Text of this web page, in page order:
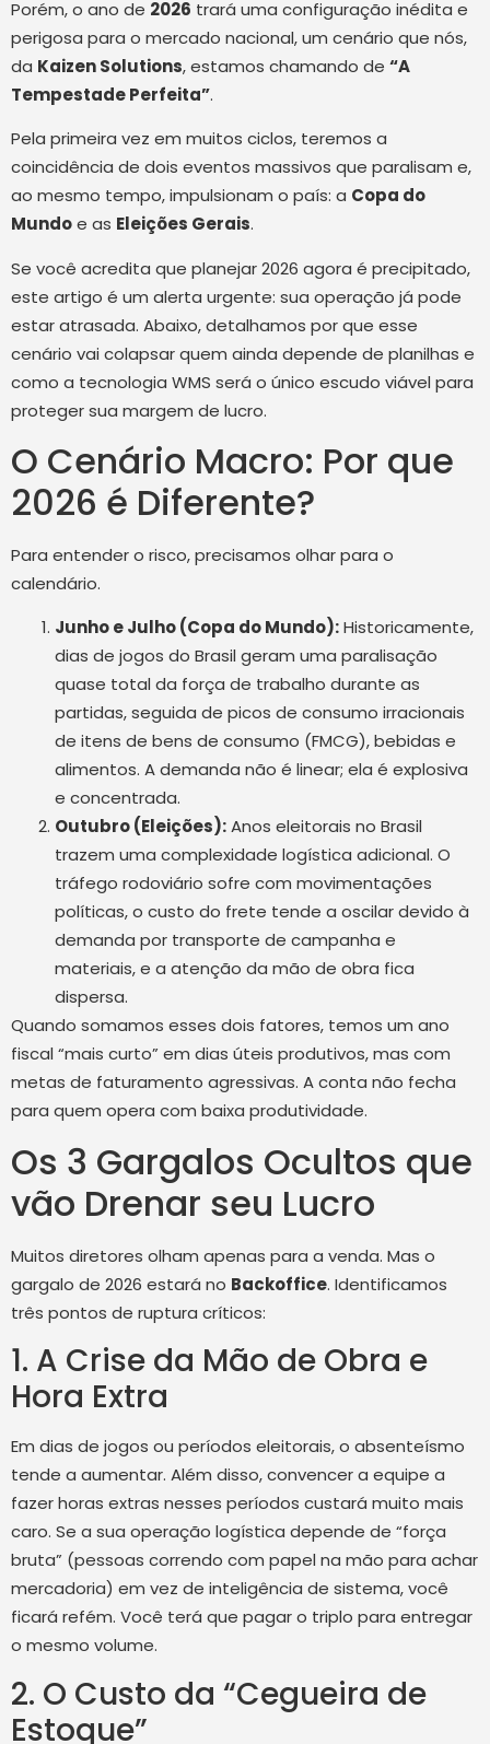
Porém, o ano de 2026 trará uma configuração inédita e
perigosa para o mercado nacional, um cenário que nós,
da Kaizen Solutions, estamos chamando de “A
Tempestade Perfeita”.
Pela primeira vez em muitos ciclos, teremos a
coincidência de dois eventos massivos que paralisam e,
ao mesmo tempo, impulsionam o país: a Copa do
Mundoe as Eleições Gerais.
Se você acredita que planejar 2026 agora é precipitado,
este artigo é um alerta urgente: sua operação já pode
estar atrasada. Abaixo, detalhamos por que esse
cenário vai colapsar quem ainda depende de planilhas e
como a tecnologia WMS será o único escudo viável para
proteger sua margem de lucro.
O Cenário Macro: Por que
2026 é Diferente?
Para entender o risco, precisamos olhar para o
calendário.
Junho e Julho (Copa do Mundo):Historicamente,
dias de jogos do Brasil geram uma paralisação
quase total da força de trabalho durante as
partidas, seguida de picos de consumo irracionais
de itens de bens de consumo (FMCG), bebidas e
alimentos. A demanda não é linear; ela é explosiva
e concentrada.
Outubro (Eleições):Anos eleitorais no Brasil
trazem uma complexidade logística adicional. O
tráfego rodoviário sofre com movimentações
políticas, o custo do frete tende a oscilar devido à
demanda por transporte de campanha e
materiais, e a atenção da mão de obra fica
dispersa.
Quando somamos esses dois fatores, temos um ano
fiscal “mais curto” em dias úteis produtivos, mas com
metas de faturamento agressivas. A conta não fecha
para quem opera com baixa produtividade.
Os 3 Gargalos Ocultos que
vão Drenar seu Lucro
Muitos diretores olham apenas para a venda. Mas o
gargalo de 2026 estará no Backoffice. Identificamos
três pontos de ruptura críticos:
1. A Crise da Mão de Obra e
Hora Extra
Em dias de jogos ou períodos eleitorais, o absenteísmo
tende a aumentar. Além disso, convencer a equipe a
fazer horas extras nesses períodos custará muito mais
caro. Se a sua operação logística depende de “força
bruta” (pessoas correndo com papel na mão para achar
mercadoria) em vez de inteligência de sistema, você
ficará refém. Você terá que pagar o triplo para entregar
o mesmo volume.
2. O Custo da “Cegueira de
Estoque”